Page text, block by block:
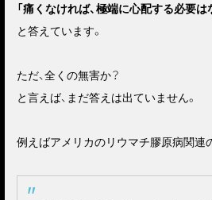
「痛くなければ、極端に心配する必要は
と答えています。
ただ、全くの無害か？
と言えば、まだ答えは出ていません。
例えばアメリカのリウマチ膠原病関連